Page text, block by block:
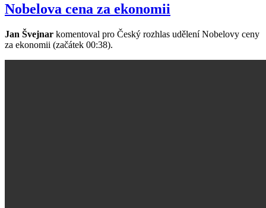
Nobelova cena za ekonomii
Jan Švejnar komentoval pro Český rozhlas udělení Nobelovy ceny
za ekonomii (začátek 00:38).